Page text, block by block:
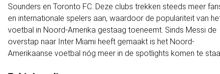
Sounders en Toronto FC. Deze clubs trekken steeds meer
en internationale spelers aan, waardoor de populariteit van
voetbal in Noord-Amerika gestaag toeneemt. Sinds Messi de
overstap naar Inter Miami heeft gemaakt is het Noord-
Amerikaanse voetbal nóg meer in de spotlights komen te